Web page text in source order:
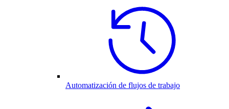
Automatización de flujos de trabajo